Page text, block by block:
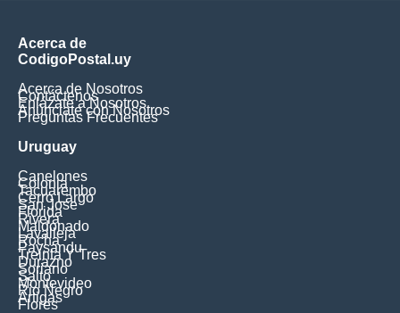
Acerca de
CodigoPostal.uy
Acerca de Nosotros
Contáctenos
Enlázate a Nosotros
Anúnciate con Nosotros
Preguntas Frecuentes
Uruguay
Canelones
Colonia
Tacuarembo
Cerro Largo
San Jose
Florida
Rivera
Maldonado
Lavalleja
Rocha
Paysandu
Treinta Y Tres
Durazno
Soriano
Salto
Montevideo
Rio Negro
Artigas
Flores